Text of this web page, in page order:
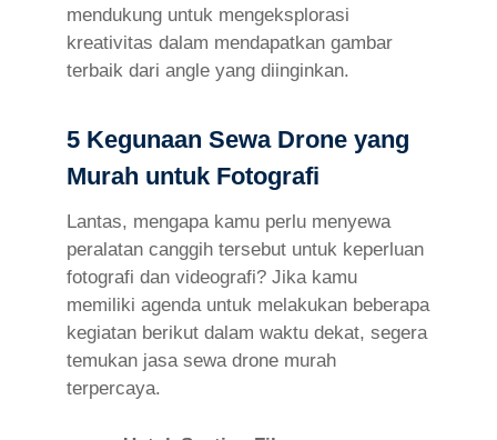
mendukung untuk mengeksplorasi
kreativitas dalam mendapatkan gambar
terbaik dari angle yang diinginkan.
5 Kegunaan Sewa Drone yang
Murah untuk Fotografi
Lantas, mengapa kamu perlu menyewa
peralatan canggih tersebut untuk keperluan
fotografi dan videografi? Jika kamu
memiliki agenda untuk melakukan beberapa
kegiatan berikut dalam waktu dekat, segera
temukan jasa sewa drone murah
terpercaya.